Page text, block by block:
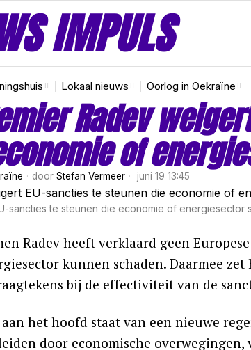
IMPULS
Lokaal nieuws Oorlog in Oekraïne
Radev
of
door Stefan Vermeer juni 19 13:45
sancties te steunen die economie of energiesector
Radev heeft verklaard geen
kunnen schaden. Daarmee
bij de effectiviteit van de
aan het hoofd staat van een nieuwe
door economische overwegingen,